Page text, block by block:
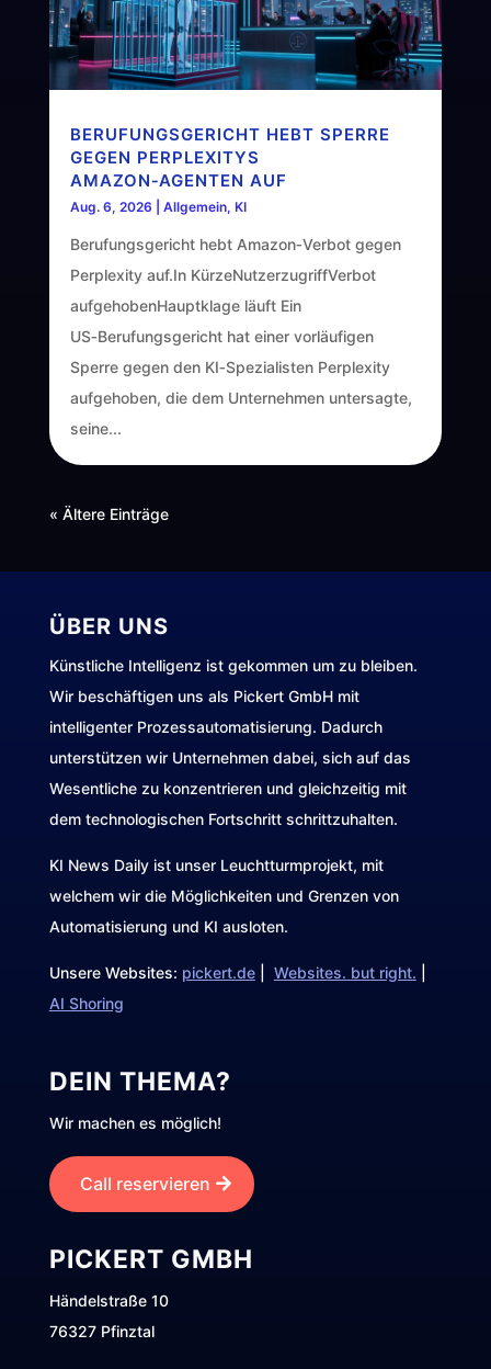
BERUFUNGSGERICHT HEBT SPERRE
GEGEN PERPLEXITYS
AMAZON‑AGENTEN AUF
Aug. 6, 2026 Allgemein, KI
Berufungsgericht hebt Amazon‑Verbot gegen
Perplexity auf.In KürzeNutzerzugriffVerbot
aufgehobenHauptklage läuft Ein
US‑Berufungsgericht hat einer vorläufigen
Sperre gegen den KI‑Spezialisten Perplexity
aufgehoben, die dem Unternehmen untersagte,
seine...
« Ältere Einträge
ÜBER UNS
Künstliche Intelligenz ist gekommen um zu bleiben.
Wir beschäftigen uns als Pickert GmbH mit
intelligenter Prozessautomatisierung. Dadurch
unterstützen wir Unternehmen dabei, sich auf das
Wesentliche zu konzentrieren und gleichzeitig mit
dem technologischen Fortschritt schrittzuhalten.
KI News Daily ist unser Leuchtturmprojekt, mit
welchem wir die Möglichkeiten und Grenzen von
Automatisierung und KI ausloten.
Unsere Websites: pickert.de| Websites. but right.
AI Shoring
DEIN THEMA?
Wir machen es möglich!
Call reservieren
PICKERT GMBH
Händelstraße 10
76327 Pfinztal